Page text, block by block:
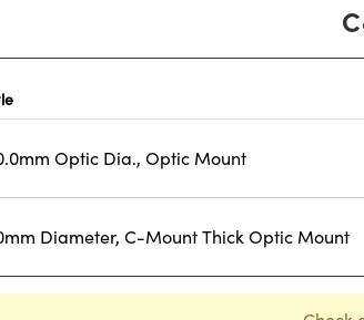
Optic Dia., Optic Mount
Diameter, C-Mount Thick Optic Mount